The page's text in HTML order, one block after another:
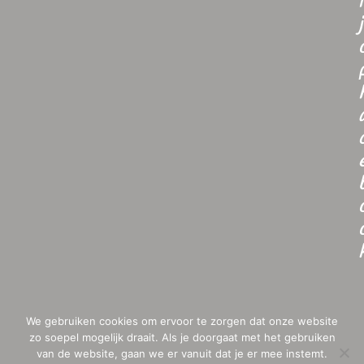
j
We gebruiken cookies om ervoor te zorgen dat onze website
zo soepel mogelijk draait. Als je doorgaat met het gebruiken
van de website, gaan we er vanuit dat je er mee instemt.